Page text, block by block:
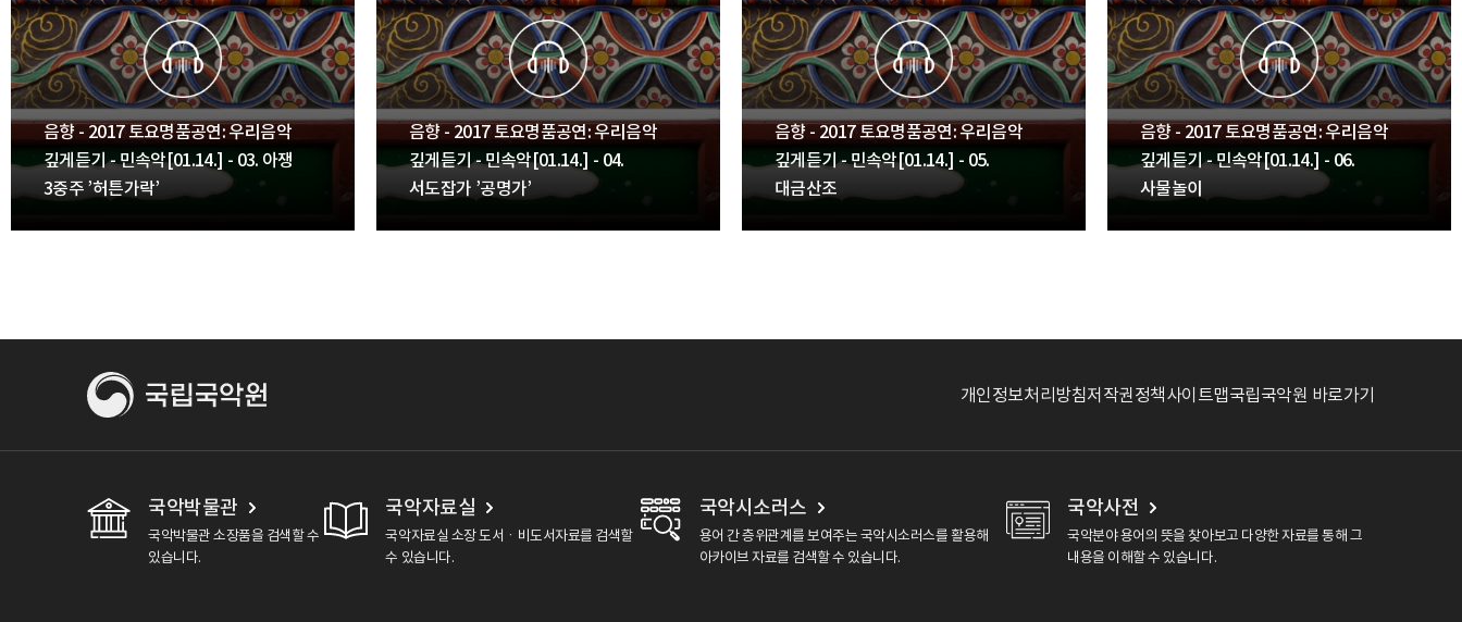
음향 - 2017 토요명품공연: 우리음악
깊게듣기 - 민속악[01.14.] - 03. 아쟁
3중주 ’허튼가락’
음향 - 2017 토요명품공연: 우리음악
깊게듣기 - 민속악[01.14.] - 04.
서도잡가 ’공명가’
음향 - 2017 토요명품공연: 우리음악
깊게듣기 - 민속악[01.14.] - 05.
대금산조
음향 - 2017 토요명품공연: 우리음악
깊게듣기 - 민속악[01.14.] - 06.
사물놀이
개인정보처리방침저작권정책사이트맵국립국악원 바로가기
국악박물관
국악박물관 소장품을 검색할 수
있습니다.
국악자료실
국악자료실 소장 도서ㆍ비도서자료를 검색할
수 있습니다.
국악시소러스
용어 간 층위관계를 보여주는 국악시소러스를 활용해
아카이브 자료를 검색할 수 있습니다.
국악사전
국악분야 용어의 뜻을 찾아보고 다양한 자료를 통해 그
내용을 이해할 수 있습니다.